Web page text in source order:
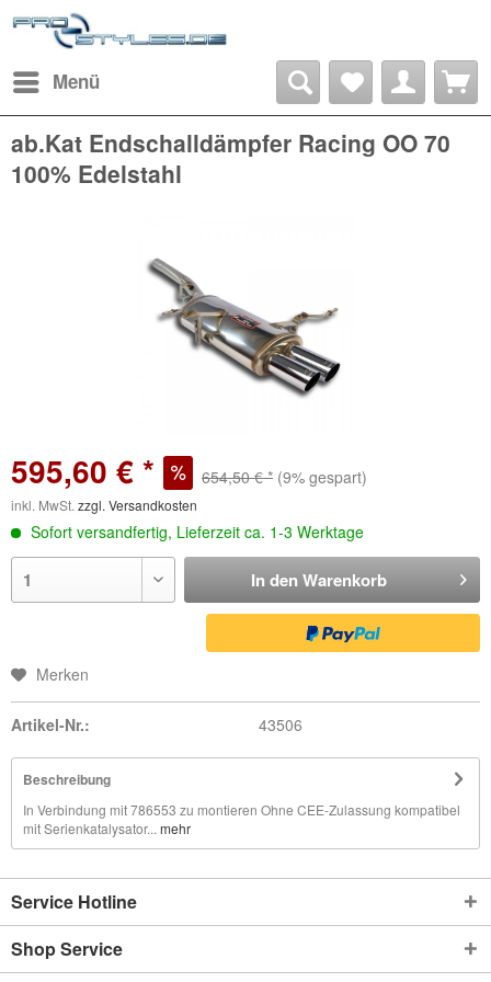
Menü
ab.Kat Endschalldämpfer Racing OO 70
100% Edelstahl
595,60 € * 654,50 € * (9% gespart)
inkl. MwSt. zzgl. Versandkosten
Sofort versandfertig, Lieferzeit ca. 1-3 Werktage
In den Warenkorb
Merken
Artikel-Nr.: 43506
Beschreibung
In Verbindung mit 786553 zu montieren Ohne CEE-Zulassung kompatibel
mit Serienkatalysator... mehr
Service Hotline
Shop Service